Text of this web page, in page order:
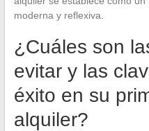
moderna y reflexiva.
¿Cuáles son
evitar y las
éxito en su
alquiler?